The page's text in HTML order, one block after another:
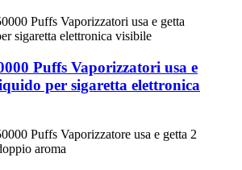
Puffs Vaporizzatori usa e
per sigaretta elettronica